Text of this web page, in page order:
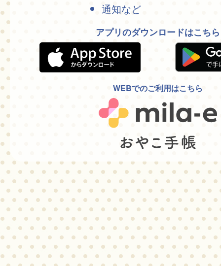
通知など
アプリのダウンロードはこちら
WEBでのご利用はこちら